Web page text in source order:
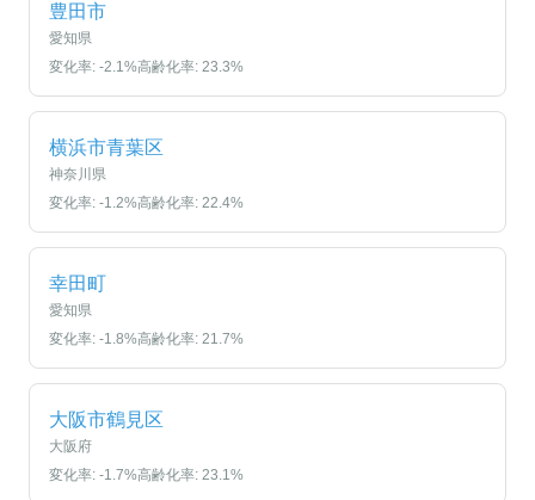
豊田市
愛知県
変化率: -2.1%高齢化率: 23.3%
横浜市青葉区
神奈川県
変化率: -1.2%高齢化率: 22.4%
幸田町
愛知県
変化率: -1.8%高齢化率: 21.7%
大阪市鶴見区
大阪府
変化率: -1.7%高齢化率: 23.1%